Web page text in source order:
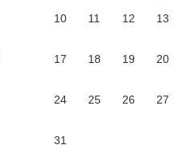
10 11 12 13
17 18 19 20
24 25 26 27
31